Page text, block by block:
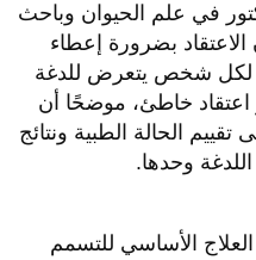
في علم الحيوان وباحث
بضرورة إعطاء
لكل شخص يتعرض للدغة
خاطئ، موضحًا أن
الحالة الطبية ونتائج
وحدها.
الأساسي للتسمم